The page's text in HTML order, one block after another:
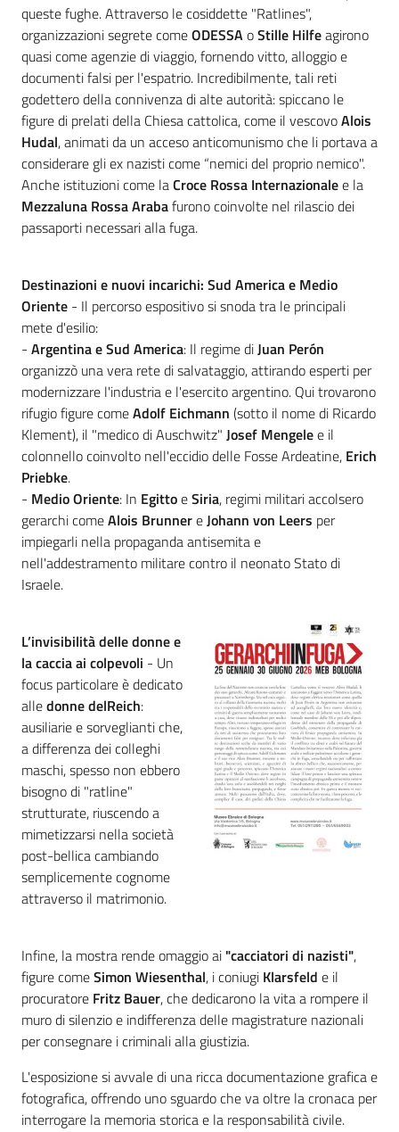
queste fughe. Attraverso le cosiddette "Ratlines",
organizzazioni segrete comeODESSAoStille Hilfeagirono
quasi come agenzie di viaggio, fornendo vitto, alloggio e
documenti falsi per l'espatrio. Incredibilmente, tali reti
godettero della connivenza di alte autorità: spiccano le
figure di prelati della Chiesa cattolica, come il vescovoAlois
Hudal, animati da un acceso anticomunismo che li portava a
considerare gli ex nazisti come “nemici del proprio nemico".
Anche istituzioni come laCroce Rossa Internazionalee la
Mezzaluna Rossa Arabafurono coinvolte nel rilascio dei
passaporti necessari alla fuga.
Destinazioni e nuovi incarichi: Sud America e Medio
Oriente - Il percorso espositivo si snoda tra le principali
mete d'esilio:
- Argentina e Sud America: Il regime diJuan Perón
organizzò una vera rete di salvataggio, attirando esperti per
modernizzare l'industria e l'esercito argentino. Qui trovarono
rifugio figure comeAdolf Eichmann (sotto il nome di Ricardo
Klement), il "medico di Auschwitz" Josef Mengelee il
colonnello coinvolto nell'eccidio delle Fosse Ardeatine, Erich
Priebke.
- Medio Oriente: In EgittoeSiria, regimi militari accolsero
gerarchi comeAlois BrunnereJohann von Leers per
impiegarli nella propaganda antisemita e
nell'addestramento militare contro il neonato Stato di
Israele.
L’invisibilità delle donne e
la caccia ai colpevoli - Un
focus particolare è dedicato
alledonne delReich:
ausiliarie e sorveglianti che,
a differenza dei colleghi
maschi, spesso non ebbero
bisogno di "ratline"
strutturate, riuscendo a
mimetizzarsi nella società
post-bellica cambiando
semplicemente cognome
attraverso il matrimonio.
Infine, la mostra rende omaggio ai "cacciatori di nazisti",
figure comeSimon Wiesenthal, i coniugi Klarsfeld e il
procuratore Fritz Bauer, che dedicarono la vita a rompere il
muro di silenzio e indifferenza delle magistrature nazionali
per consegnare i criminali alla giustizia.
L'esposizione si avvale di una ricca documentazione grafica e
fotografica, offrendo uno sguardo che va oltre la cronaca per
interrogare la memoria storica e la responsabilità civile.